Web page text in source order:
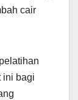
cair
ini bagi